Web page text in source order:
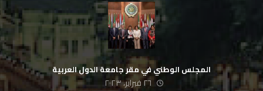
المجلس الوطني في مقر جامعة الدول العربية
٢٦ فبراير، ٢٠٢٣